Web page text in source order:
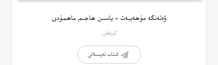
ۋەتەنگە مۇھەببەت – ياسىن ھاجىم ماھمۇدى
ئۇيغۇر
كىتاب تەپسىلاتى